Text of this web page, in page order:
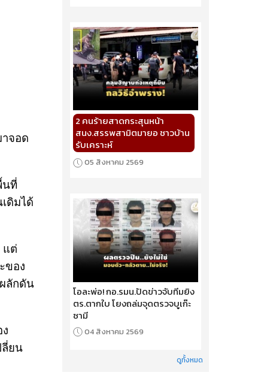
จอด
นที่
ดิมได้
แต่
ของ
ลักดัน
ลี่ยน
2 คนร้ายสาดกระสุนหน้า
สนง.สรรพสามิตมายอ ชาวบ้าน
รับเคราะห์
05 สิงหาคม 2569
โอละพ่อ! กอ.รมน.ปัดข่าวจับทีมยิง
ตร.ตากใบ โยงถล่มจุดตรวจบูเก๊ะ
ซามี
04 สิงหาคม 2569
ดูทั้งหมด